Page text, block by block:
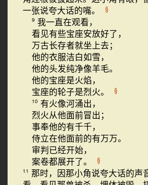
一张说夸大话的嘴。
§
9 我一直在观看，
看见有些宝座安放好了，
万古长存者就坐上去；
他的衣服洁白如雪，
他的头发纯净像羊毛。
他的宝座是火焰，
宝座的轮子是烈火。
§
10 有火像河涌出，
烈火从他面前冒出；
事奉他的有千千，
侍立在他面前的有万万。
审判已经开始，
案卷都展开了。
§
11 那时，因那小角说夸大话的声